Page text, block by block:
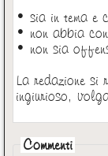
• sia in tema e
• non abbia
• non sia
La redazione si
ingiurioso,
Commenti